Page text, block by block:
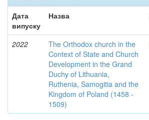
Дата
випуску
Назва
2022
The Orthodox church in the
Context of State and Church
Development in the Grand
Duchy of Lithuania,
Ruthenia, Samogitia and the
Kingdom of Poland (1458 -
1509)